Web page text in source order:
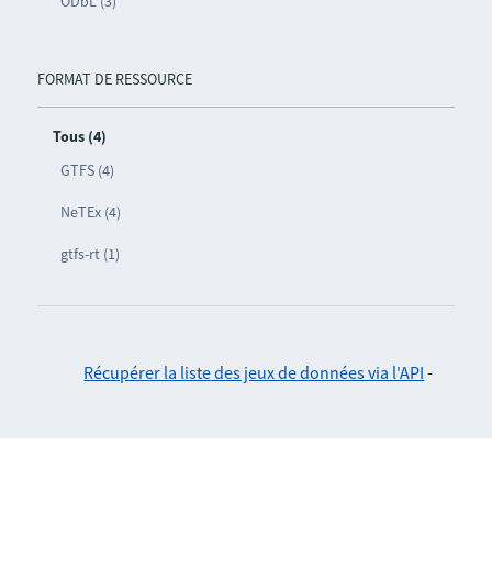
FORMAT DE RESSOURCE
Tous (4)
GTFS (4)
NeTEx (4)
gtfs-rt (1)
Récupérer la liste des jeux de données via l'API -